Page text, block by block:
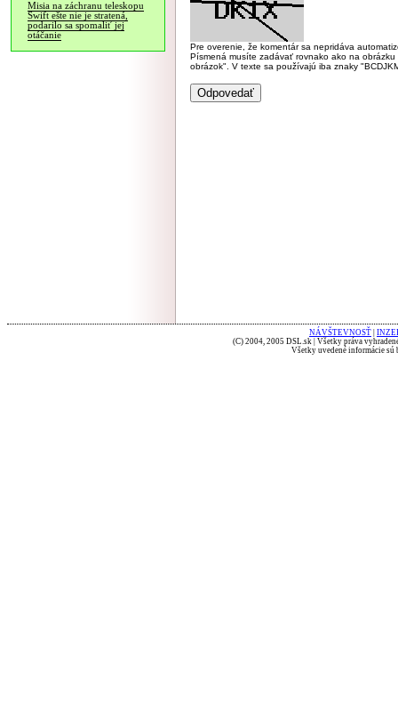
Misia na záchranu teleskopu
Swift ešte nie je stratená,
podarilo sa spomaliť jej
otáčanie
Pre overenie, že komentár sa nepridáva
Písmená musíte zadávať rovnako ako na
obrázok". V texte sa používajú iba znaky
NÁVŠTEVNOSŤ
(C) 2004, 2005 DSL.sk | Všetky práva
Všetky uvedené informácie sú